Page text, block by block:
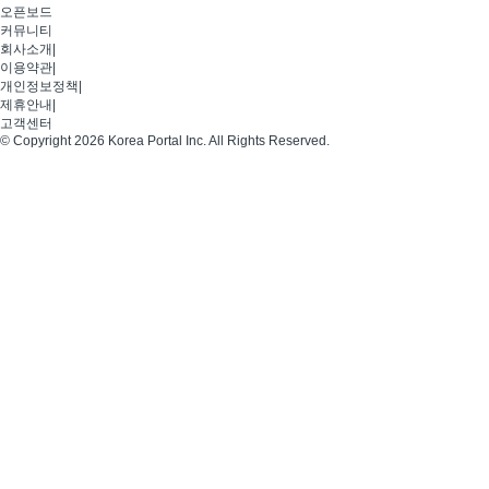
오픈보드
커뮤니티
회사소개
이용약관
개인정보정책
제휴안내
고객센터
© Copyright 2026 Korea Portal Inc. All Rights Reserved.